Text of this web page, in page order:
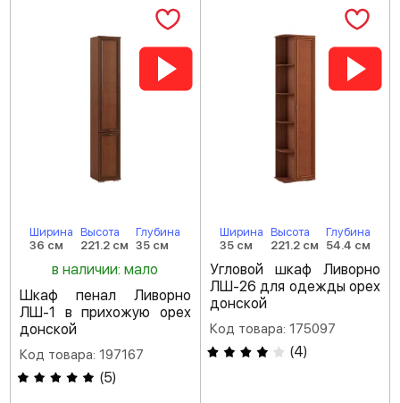
Ширина
36 см
Высота
221.2 см
Глубина
35 см
в наличии: мало
Шкаф пенал Ливорно
ЛШ-1 в прихожую орех
донской
Код товара: 197167
(5)
Ширина
35 см
Высота
221.2 см
Глубина
54.4 см
Угловой шкаф Ливорно
ЛШ-26 для одежды орех
донской
Код товара: 175097
(4)